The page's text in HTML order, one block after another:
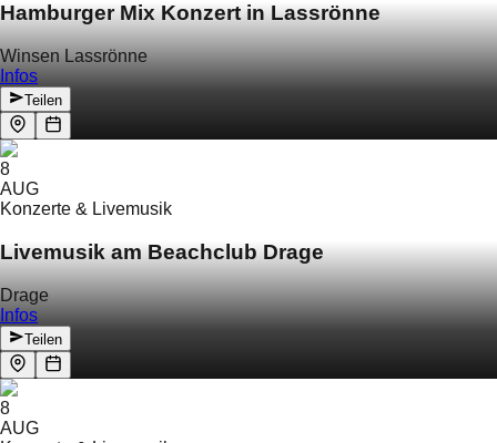
Hamburger Mix Konzert in Lassrönne
Winsen Lassrönne
Infos
Teilen
8
AUG
Konzerte & Livemusik
Livemusik am Beachclub Drage
Drage
Infos
Teilen
8
AUG